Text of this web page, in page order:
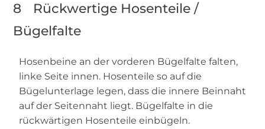
8
Rückwertige Hosenteile /
Bügelfalte
Hosenbeine an der vorderen Bügelfalte falten,
linke Seite innen. Hosenteile so auf die
Bügelunterlage legen, dass die innere Beinnaht
auf der Seitennaht liegt. Bügelfalte in die
rückwärtigen Hosenteile einbügeln.